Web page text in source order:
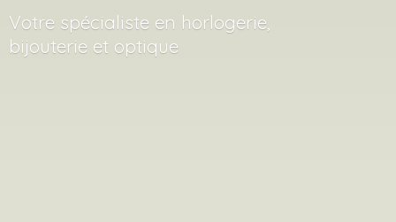
Votre spécialiste en horlogerie,
bijouterie et optique